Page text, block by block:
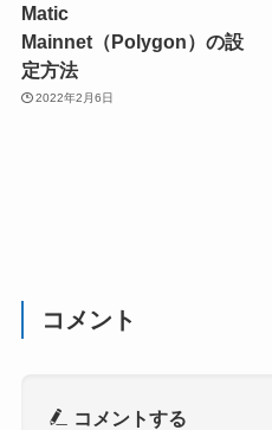
Matic
Mainnet（Polygon）の設
定方法
2022年2月6日
コメント
コメントする